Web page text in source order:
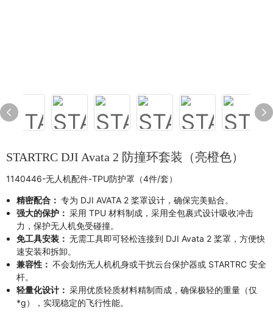
STARTRC DJI Avata 2 防撞环套装（亮橙色）
1140446-无人机配件-TPU防护罩（4件/套）
精密配合： 专为 DJI AVATA 2 桨罩设计，确保完美贴合。
强大的保护： 采用 TPU 材料制成，采用全包裹式设计吸收冲击
力，保护无人机免受碰撞。
免工具安装： 无需工具即可轻松连接到 DJI Avata 2 桨罩，方便快
速安装和拆卸。
兼容性： 不会划伤无人机机身或干扰云台保护器或 STARTRC 安全
杆。
轻量化设计： 采用优质轻质材料精制而成，确保极轻的重量（仅
*g），实现稳定的飞行性能。